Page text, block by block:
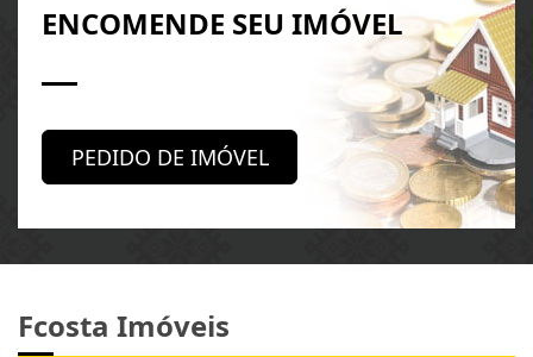
ENCOMENDE SEU IMÓVEL
PEDIDO DE IMÓVEL
Fcosta Imóveis